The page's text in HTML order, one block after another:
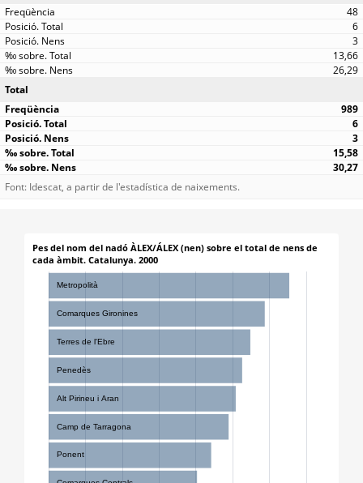
48
6
3
13,66
26,29
Total
989
6
3
15,58
30,27
Font: Idescat, a partir de l'estadística de naixements.